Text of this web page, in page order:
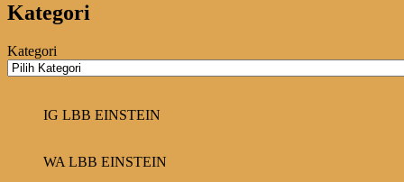
Kategori
Kategori
IG LBB EINSTEIN
WA LBB EINSTEIN